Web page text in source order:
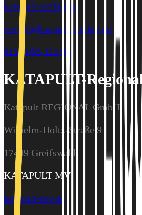
katapult-verlag.de
verlag@katapult-verlag.de
0157 805 113 95
KATAPULT-Regional
Katapult REGIONAL GmbH
Wilhelm-Holtz-Straße 9
17489 Greifswald
KATAPULT MV
katapult-mv.de